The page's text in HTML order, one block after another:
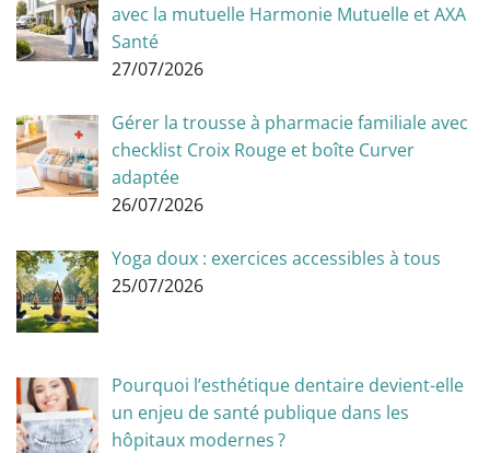
avec la mutuelle Harmonie Mutuelle et AXA
Santé
27/07/2026
Gérer la trousse à pharmacie familiale avec
checklist Croix Rouge et boîte Curver
adaptée
26/07/2026
Yoga doux : exercices accessibles à tous
25/07/2026
Pourquoi l’esthétique dentaire devient-elle
un enjeu de santé publique dans les
hôpitaux modernes ?